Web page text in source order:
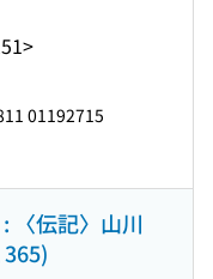
01192715
〈伝記〉山川